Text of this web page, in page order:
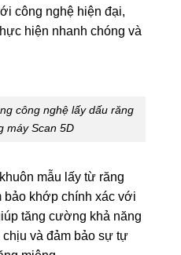
công nghệ hiện đại,
hiện nhanh chóng và
công nghệ lấy dấu răng
máy Scan 5D
mẫu lấy từ răng
bảo khớp chính xác với
tăng cường khả năng
chịu và đảm bảo sự tự